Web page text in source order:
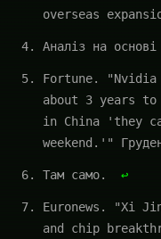
overseas
Аналіз на
Fortune. "Nvidia
about 3 years
in China 'they
weekend.'"
Там само. ↩
Euronews. "Xi
and chip